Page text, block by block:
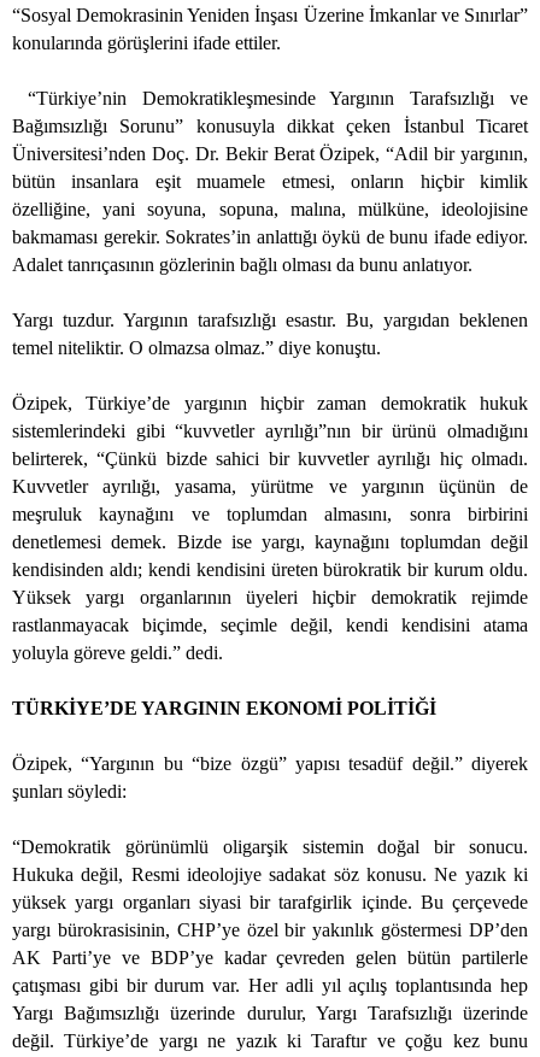
“Sosyal Demokrasinin Yeniden İnşası Üzerine İmkanlar ve Sınırlar”
konularında görüşlerini ifade ettiler.
“Türkiye’nin Demokratikleşmesinde Yargının Tarafsızlığı ve
Bağımsızlığı Sorunu” konusuyla dikkat çeken İstanbul Ticaret
Üniversitesi’nden Doç. Dr. Bekir Berat Özipek, “Adil bir yargının,
bütün insanlara eşit muamele etmesi, onların hiçbir kimlik
özelliğine, yani soyuna, sopuna, malına, mülküne, ideolojisine
bakmaması gerekir. Sokrates’in anlattığı öykü de bunu ifade ediyor.
Adalet tanrıçasının gözlerinin bağlı olması da bunu anlatıyor.
Yargı tuzdur. Yargının tarafsızlığı esastır. Bu, yargıdan beklenen
temel niteliktir. O olmazsa olmaz.” diye konuştu.
Özipek, Türkiye’de yargının hiçbir zaman demokratik hukuk
sistemlerindeki gibi “kuvvetler ayrılığı”nın bir ürünü olmadığını
belirterek, “Çünkü bizde sahici bir kuvvetler ayrılığı hiç olmadı.
Kuvvetler ayrılığı, yasama, yürütme ve yargının üçünün de
meşruluk kaynağını ve toplumdan almasını, sonra birbirini
denetlemesi demek. Bizde ise yargı, kaynağını toplumdan değil
kendisinden aldı; kendi kendisini üreten bürokratik bir kurum oldu.
Yüksek yargı organlarının üyeleri hiçbir demokratik rejimde
rastlanmayacak biçimde, seçimle değil, kendi kendisini atama
yoluyla göreve geldi.” dedi.
TÜRKİYE’DE YARGININ EKONOMİ POLİTİĞİ
Özipek, “Yargının bu “bize özgü” yapısı tesadüf değil.” diyerek
şunları söyledi:
“Demokratik görünümlü oligarşik sistemin doğal bir sonucu.
Hukuka değil, Resmi ideolojiye sadakat söz konusu. Ne yazık ki
yüksek yargı organları siyasi bir tarafgirlik içinde. Bu çerçevede
yargı bürokrasisinin, CHP’ye özel bir yakınlık göstermesi DP’den
AK Parti’ye ve BDP’ye kadar çevreden gelen bütün partilerle
çatışması gibi bir durum var. Her adli yıl açılış toplantısında hep
Yargı Bağımsızlığı üzerinde durulur, Yargı Tarafsızlığı üzerinde
değil. Türkiye’de yargı ne yazık ki Taraftır ve çoğu kez bunu